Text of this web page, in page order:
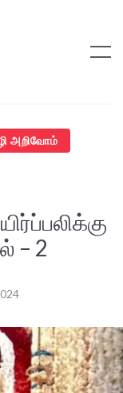
அறிவோம்
– 2